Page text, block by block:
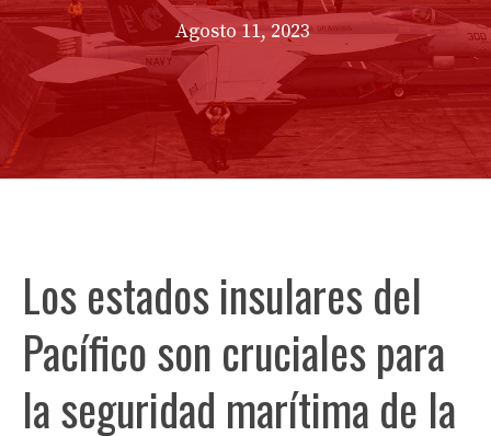
Agosto 11, 2023
Los estados insulares del
Pacífico son cruciales para
la seguridad marítima de la